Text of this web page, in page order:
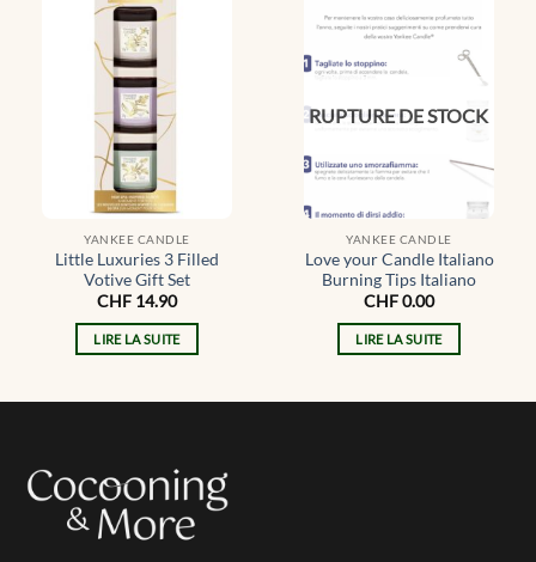
YANKEE CANDLE
Little Luxuries 3 Filled
Votive Gift Set
CHF 14.90
LIRE LA SUITE
RUPTURE DE STOCK
YANKEE CANDLE
Love your Candle Italiano
Burning Tips Italiano
CHF0.00
LIRE LA SUITE